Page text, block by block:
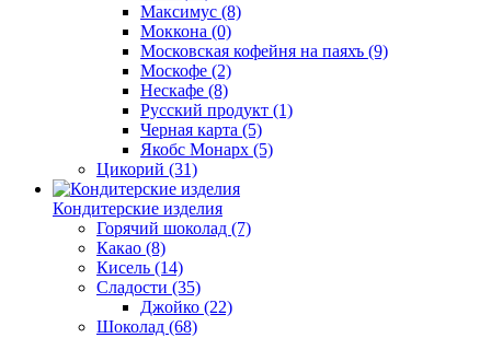
Максимус (8)
Моккона (0)
Московская кофейня на паяхъ (9)
Москофе (2)
Нескафе (8)
Русский продукт (1)
Черная карта (5)
Якобс Монарх (5)
Цикорий (31)
Кондитерские изделия
Горячий шоколад (7)
Какао (8)
Кисель (14)
Сладости (35)
Джойко (22)
Шоколад (68)